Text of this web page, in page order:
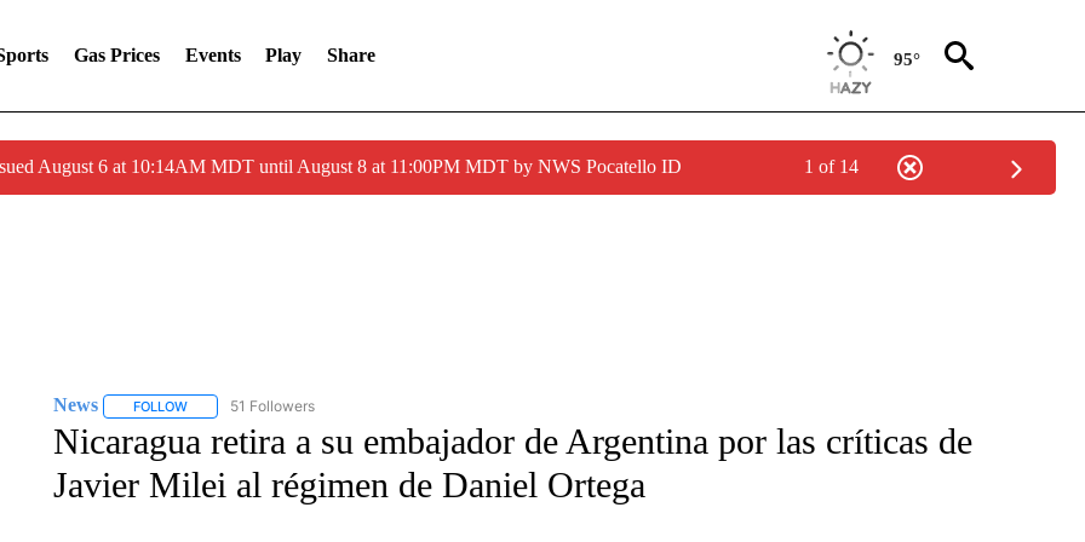
Gas Prices Events Play Share 95°
August 6 at 10:14AM MDT until August 8 at 11:00PM MDT by NWS Pocatello ID 1 of 14
News FOLLOWFOLLOW "NEWS" TO RECEIVE NOTIFICATIONS ABOUT NEW PAGES ON "NEWS".
51 Followers
Nicaragua retira a su embajador de Argentina por las críticas de
Javier Milei al régimen de Daniel Ortega